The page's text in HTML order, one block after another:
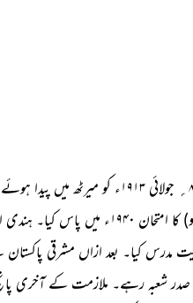
نام اقبال عظیم اور اقبال تخلص تھا۔ ۸؍
تھا۔ آگرہ یونیورسٹی سے ایم اے (اردو) کا
صدر شعبہ رہے۔ ملازمت کے آخری